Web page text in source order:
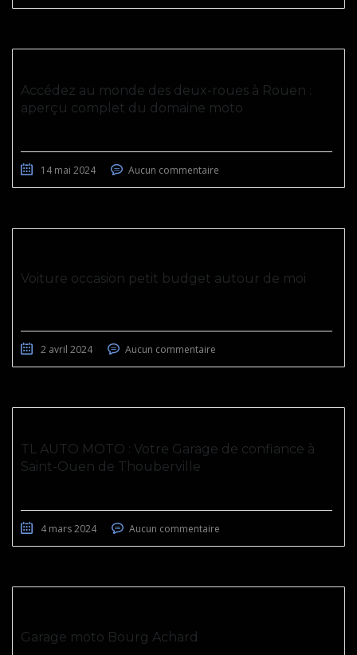
Accédez au monde des deux-roues à Rouen :
aperçu complet du domaine moto
14 mai 2024 Aucun commentaire
Voiture occasion petit budget autour de moi
2 avril 2024 Aucun commentaire
TL AUTO MOTO : Votre Garage de confiance à
Saint-Ouen de Thouberville
4 mars 2024 Aucun commentaire
Garage moto Bourg Achard